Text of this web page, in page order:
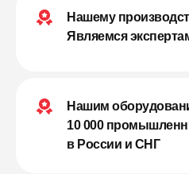
Нашему
Являемся
Нашим
10 000
в России и СНГ